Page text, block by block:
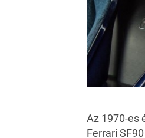
Az 1970-es
Ferrari